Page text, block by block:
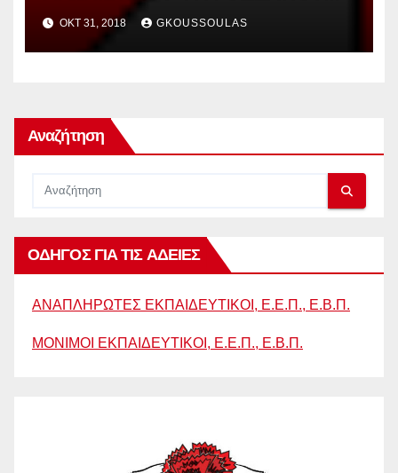
που συμμετέχουν και στηρίζουν
οι ΠΑΡΕΜΒΑΣΕΙΣ ΚΙΝΗΣΕΙΣ
ΣΥΣΠΕΙΡΩΣΕΙΣ .ΠΕ για το ΠΥΣΠΕ
ΟΚΤ 31, 2018 GKOUSSOULAS
Αναζήτηση
ΟΔΗΓΟΣ ΓΙΑ ΤΙΣ ΑΔΕΙΕΣ
ΑΝΑΠΛΗΡΩΤΕΣ ΕΚΠΑΙΔΕΥΤΙΚΟΙ, Ε.Ε.Π., Ε.Β.Π.
ΜΟΝΙΜΟΙ ΕΚΠΑΙΔΕΥΤΙΚΟΙ, Ε.Ε.Π., Ε.Β.Π.